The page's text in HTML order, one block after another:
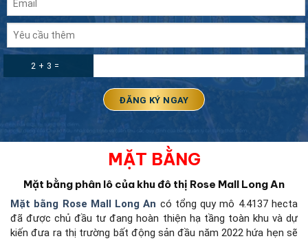
2 + 3 =
MẶT BẰNG
Mặt bằng phân lô của khu đô thị Rose Mall Long An
Mặt bằng Rose Mall Long An có tổng quy mô 4.4137 hecta
đã được chủ đầu tư đang hoàn thiện hạ tầng toàn khu và dự
kiến đưa ra thị trường bất động sản đầu năm 2022 hứa hẹn sẽ